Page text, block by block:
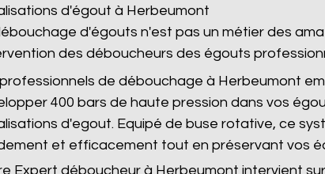
d'égout à Herbeumont
d'égouts n'est pas un métier des
des déboucheurs des égouts
de débouchage à Herbeumont
400 bars de haute pression dans vos
d'egout. Equipé de buse rotative, ce
et efficacement tout en préservant vos
Expert déboucheur à Herbeumont intervient